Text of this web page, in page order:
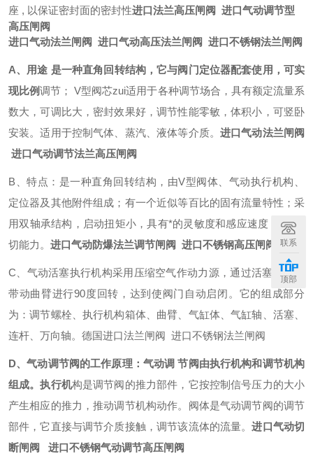
座 , 以保证密封面的密封性进口法兰高压闸阀 进口气动调节型
高压闸阀
进口气动法兰闸阀 进口气动高压法兰闸阀 进口不锈钢法兰闸阀
A、用途 是一种直角回转结构，它与阀门定位器配套使用，可实
现比例调节； V型阀芯zui适用于各种调节场合，具有额定流量系
数大，可调比大，密封效果好，调节性能零敏，体积小，可竖卧
安装。适用于控制气体、蒸汽、液体等介质。 进口气动法兰闸阀
进口气动调节法兰高压闸阀
B、特点：是一种直角回转结构，由V型阀体、气动执行机构、
定位器及其他附件组成；有一个近似等百比的固有流量特性；采
用双轴承结构，启动扭矩小，具有*的灵敏度和感应速度；*的剪
切能力。 进口气动防爆法兰调节闸阀 进口不锈钢高压闸阀
C、气动活塞执行机构采用压缩空气作动力源，通过活塞的运动
带动曲臂进行90度回转，达到使阀门自动启闭。它的组成部分
为：调节螺栓、执行机构箱体、曲臂、气缸体、气缸轴、活塞、
连杆、万向轴。德国进口法兰闸阀 进口不锈钢法兰闸阀
D、气动调节阀的工作原理：气动调 节阀由执行机构和调节机构
组成。执行机构是调节阀的推力部件，它按控制信号压力的大小
产生相应的推力，推动调节机构动作。阀体是气动调节阀的调节
部件，它直接与调节介质接触，调节该流体的流量。进口气动切
断闸阀 进口不锈钢气动调节高压闸阀
联系
顶部